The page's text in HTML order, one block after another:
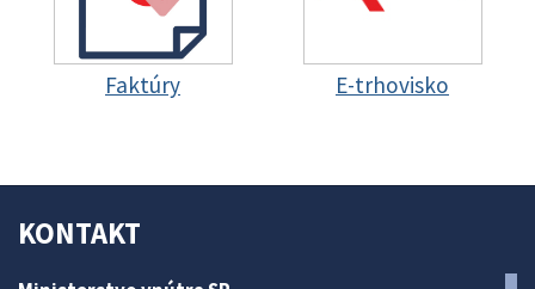
Faktúry E-trhovisko
KONTAKT